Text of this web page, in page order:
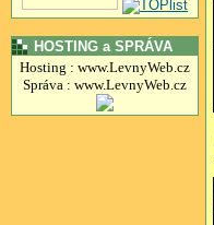
HOSTING a SPRÁVA
Hosting : www.LevnyWeb.cz
Správa : www.LevnyWeb.cz